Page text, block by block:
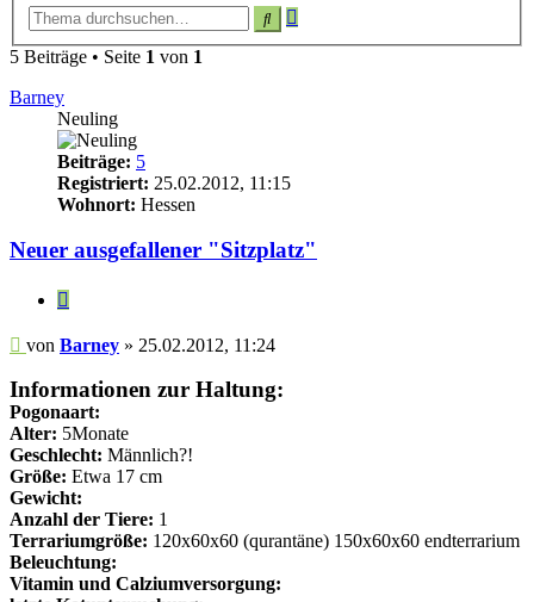
SucheErweiterte
Suche
5 Beiträge • Seite 1 von 1
Barney
Neuling
Beiträge: 5
Registriert: 25.02.2012, 11:15
Wohnort: Hessen
Neuer ausgefallener "Sitzplatz"
Zitieren
Beitrag
von Barney » 25.02.2012, 11:24
Informationen zur Haltung:
Pogonaart:
Alter: 5Monate
Geschlecht: Männlich?!
Größe: Etwa 17 cm
Gewicht:
Anzahl der Tiere: 1
Terrariumgröße: 120x60x60 (qurantäne) 150x60x60 endterrarium
Beleuchtung:
Vitamin und Calziumversorgung: